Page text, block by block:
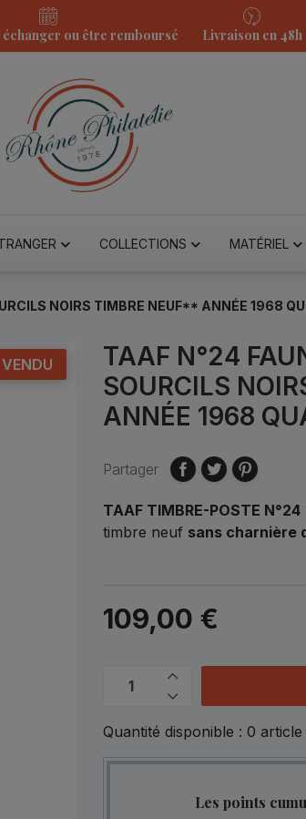
ou être remboursé Livraison en 48h
COLLECTIONS MATÉRIEL
NOIRS TIMBRE NEUF** ANNÉE 1968
VENDU
TAAF N°24
SOURCILS
ANNÉE 1968
Partager
TAAF TIMBRE-POSTE N°24
timbre neuf sans charnière
109,00 €
Quantité disponible : 0 article
Les points